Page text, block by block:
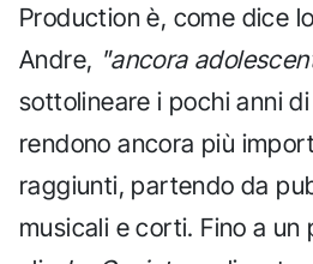
Production è, come dice
Andre, "ancora
sottolineare i pochi anni
rendono ancora più
raggiunti, partendo da
musicali e corti. Fino a un